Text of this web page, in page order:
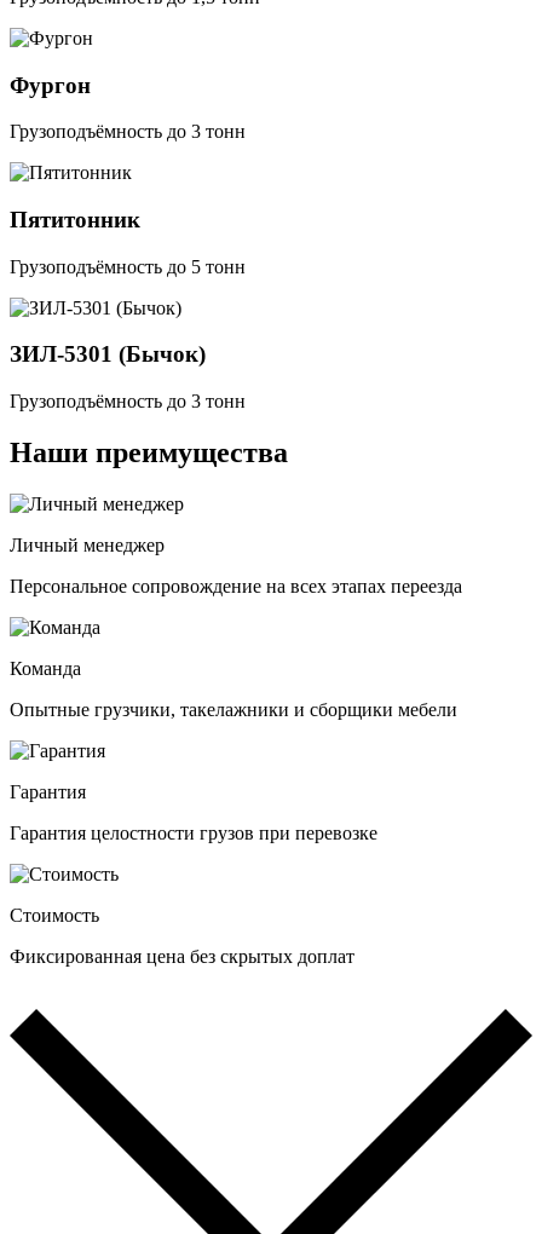
Фургон
Грузоподъёмность до 3 тонн
Пятитонник
Грузоподъёмность до 5 тонн
ЗИЛ-5301 (Бычок)
Грузоподъёмность до 3 тонн
Наши преимущества
Личный менеджер
Персональное сопровождение на всех этапах переезда
Команда
Опытные грузчики, такелажники и сборщики мебели
Гарантия
Гарантия целостности грузов при перевозке
Стоимость
Фиксированная цена без скрытых доплат